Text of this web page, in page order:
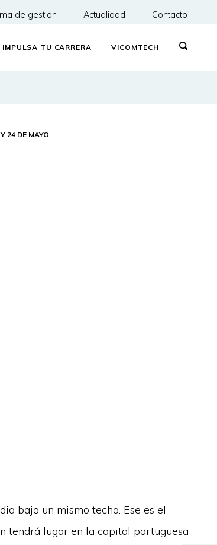
de gestión Actualidad Contacto
IMPULSA TU CARRERA VICOMTECH
24 DE MAYO
bajo un mismo techo. Ese es el
tendrá lugar en la capital portuguesa